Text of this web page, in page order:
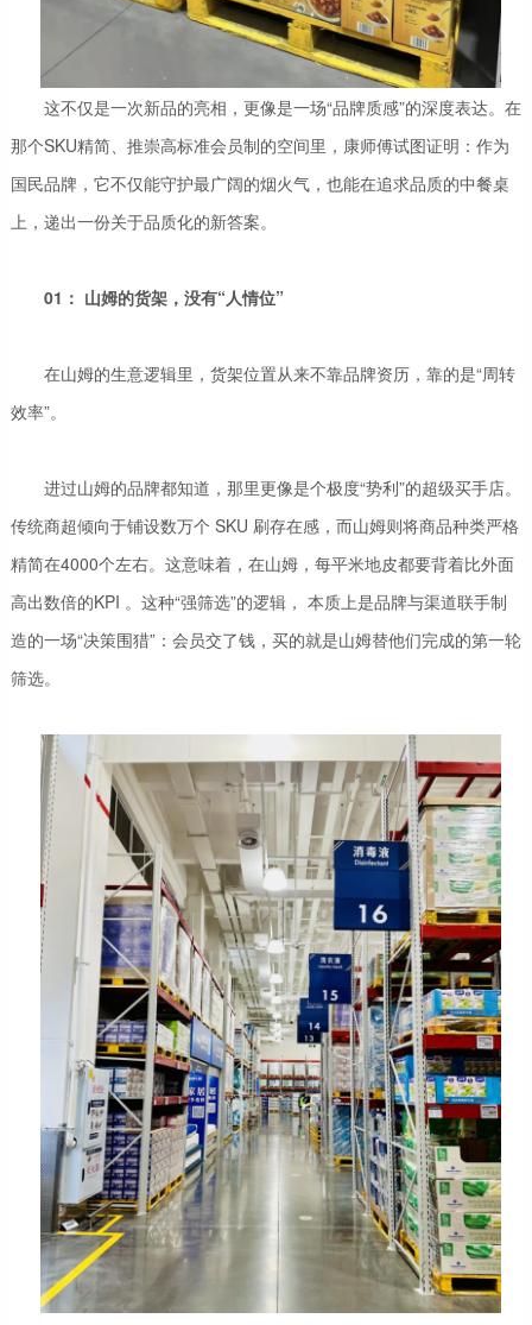
这不仅是一次新品的亮相，更像是一场“品牌质感”的深度表达。在
那个SKU精简、推崇高标准会员制的空间里，康师傅试图证明：作为
国民品牌，它不仅能守护最广阔的烟火气，也能在追求品质的中餐桌
上，递出一份关于品质化的新答案。
01： 山姆的货架，没有“人情位”
在山姆的生意逻辑里，货架位置从来不靠品牌资历，靠的是“周转
效率”。
进过山姆的品牌都知道，那里更像是个极度“势利”的超级买手店。
传统商超倾向于铺设数万个 SKU 刷存在感，而山姆则将商品种类严格
精简在4000个左右。这意味着，在山姆，每平米地皮都要背着比外面
高出数倍的KPI 。这种“强筛选”的逻辑， 本质上是品牌与渠道联手制
造的一场“决策围猎”：会员交了钱，买的就是山姆替他们完成的第一轮
筛选。